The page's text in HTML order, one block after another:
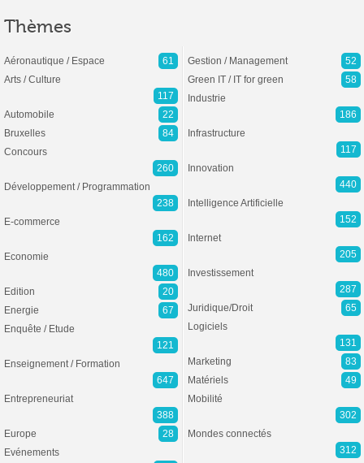
Thèmes
Aéronautique / Espace
61
Arts / Culture
117
Automobile
22
Bruxelles
84
Concours
260
Développement / Programmation
238
E-commerce
162
Economie
480
Edition
20
Energie
67
Enquête / Etude
121
Enseignement / Formation
647
Entrepreneuriat
388
Europe
28
Evénements
Gestion / Management
52
Green IT / IT for green
58
Industrie
186
Infrastructure
117
Innovation
440
Intelligence Artificielle
152
Internet
205
Investissement
287
Juridique/Droit
65
Logiciels
131
Marketing
83
Matériels
49
Mobilité
302
Mondes connectés
312